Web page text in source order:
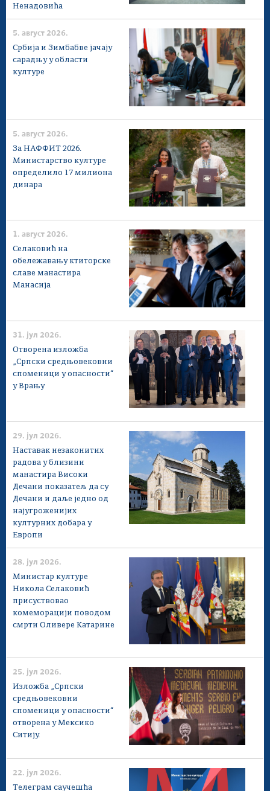
Ненадовића
5. август 2026.
Србија и Зимбабве јачају
сарадњу у области
културе
5. август 2026.
За НАФФИТ 2026.
Министарство културе
определило 17 милиона
динара
1. август 2026.
Селаковић на
обележавању ктиторске
славе манастира
Манасија
31. јул 2026.
Отворена изложба
„Српски средњовековни
споменици у опасности“
у Врању
29. јул 2026.
Наставак незаконитих
радова у близини
манастира Високи
Дечани показатељ да су
Дечани и даље једно од
најугроженијих
културних добара у
Европи
28. јул 2026.
Министар културе
Никола Селаковић
присуствовао
комеморацији поводом
смрти Оливере Катарине
25. јул 2026.
Изложба „Српски
средњовековни
споменици у опасности“
отворена у Мексико
Ситију.
22. јул 2026.
Телеграм саучешћа